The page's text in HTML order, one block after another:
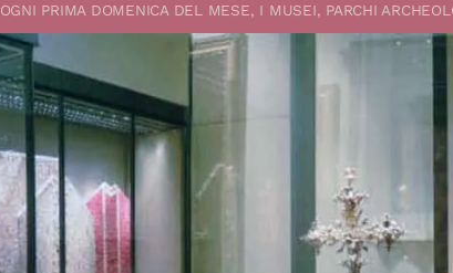
OGNI PRIMA DOMENICA DEL MESE, I MUSEI, PARCHI